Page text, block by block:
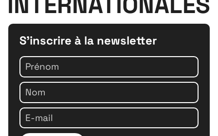
S'inscrire à la newsletter